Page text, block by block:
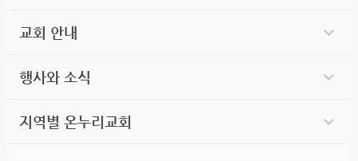
교회 안내
행사와 소식
지역별 온누리교회